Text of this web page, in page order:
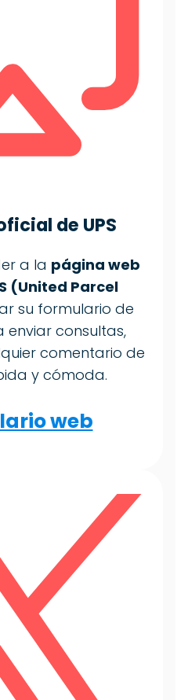
de UPS
a la página web
(United Parcel
su formulario de
consultas,
comentario de
y cómoda.
web